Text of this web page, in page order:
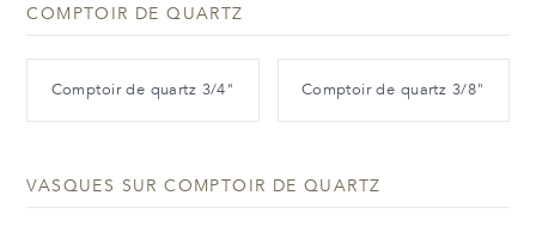
COMPTOIR DE QUARTZ
Comptoir de quartz 3/4" Comptoir de quartz 3/8"
VASQUES SUR COMPTOIR DE QUARTZ